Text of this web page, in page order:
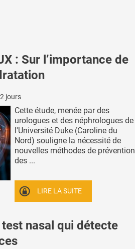
: Sur l’importance de
jours
Cette étude, menée par des
urologues et des néphrologues de
l'Université Duke (Caroline du
Nord) souligne la nécessité de
nouvelles méthodes de prévention
des ...
LIRE LA SUITE
test nasal qui détecte